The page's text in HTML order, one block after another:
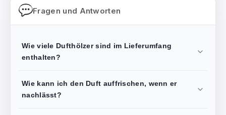
Fragen und Antworten
Wie viele Dufthölzer sind im Lieferumfang
enthalten?
Wie kann ich den Duft auffrischen, wenn er
nachlässt?